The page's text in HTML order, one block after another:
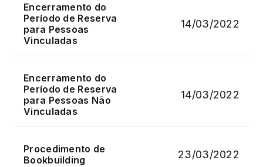
Encerramento do
Período de Reserva
para Pessoas
Vinculadas
14/03/2022
Encerramento do
Período de Reserva
para Pessoas Não
Vinculadas
14/03/2022
Procedimento de
Bookbuilding
23/03/2022